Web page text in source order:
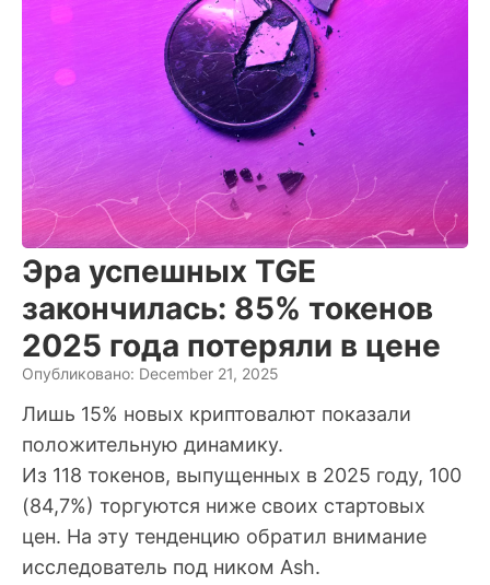
Эра успешных TGE
закончилась: 85% токенов
2025 года потеряли в цене
Опубликовано: December 21, 2025
Лишь 15% новых криптовалют показали
положительную динамику.
Из 118 токенов, выпущенных в 2025 году, 100
(84,7%) торгуются ниже своих стартовых
цен. На эту тенденцию обратил внимание
исследователь под ником Ash.